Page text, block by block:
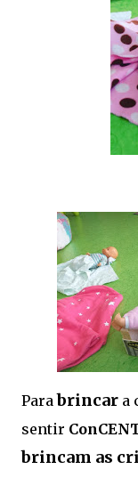
Parabrincar a
sentir
brincam as